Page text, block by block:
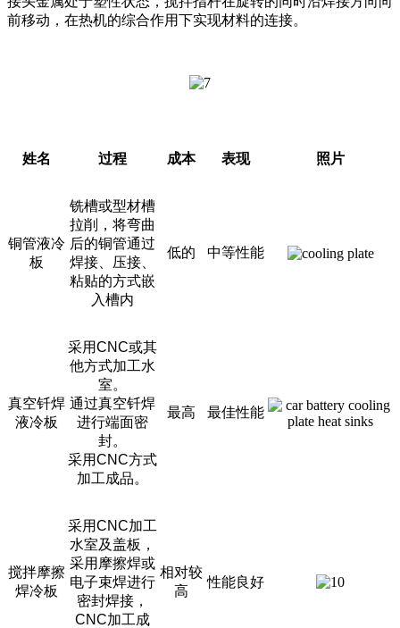
前移动，在热机的综合作用下实现材料的连接。
姓名 过程 成本 表现 照片
铜管液冷
板
铣槽或型材槽
拉削，将弯曲
后的铜管通过
焊接、压接、
粘贴的方式嵌
入槽内
低的 中等性能
真空钎焊
液冷板
采用CNC或其
他方式加工水
室。
通过真空钎焊
进行端面密
封。
采用CNC方式
加工成品。
最高 最佳性能
搅拌摩擦
焊冷板
采用CNC加工
水室及盖板，
采用摩擦焊或
电子束焊进行
密封焊接，
CNC加工成
相对较
高
性能良好